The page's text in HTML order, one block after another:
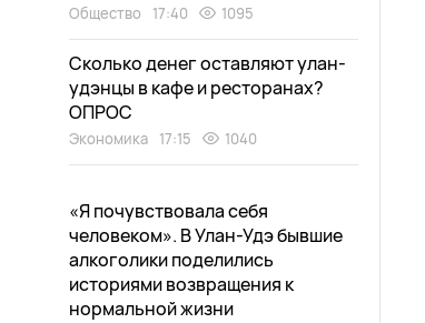
Общество 17:40 1095
Сколько денег оставляют улан-
удэнцы в кафе и ресторанах?
ОПРОС
Экономика 17:15 1040
«Я почувствовала себя
человеком». В Улан-Удэ бывшие
алкоголики поделились
историями возвращения к
нормальной жизни